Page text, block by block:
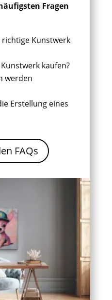
Fragen
Kunstwerk
kaufen?
werden
Erstellung eines
FAQs